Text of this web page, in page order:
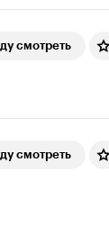
смотреть
смотреть